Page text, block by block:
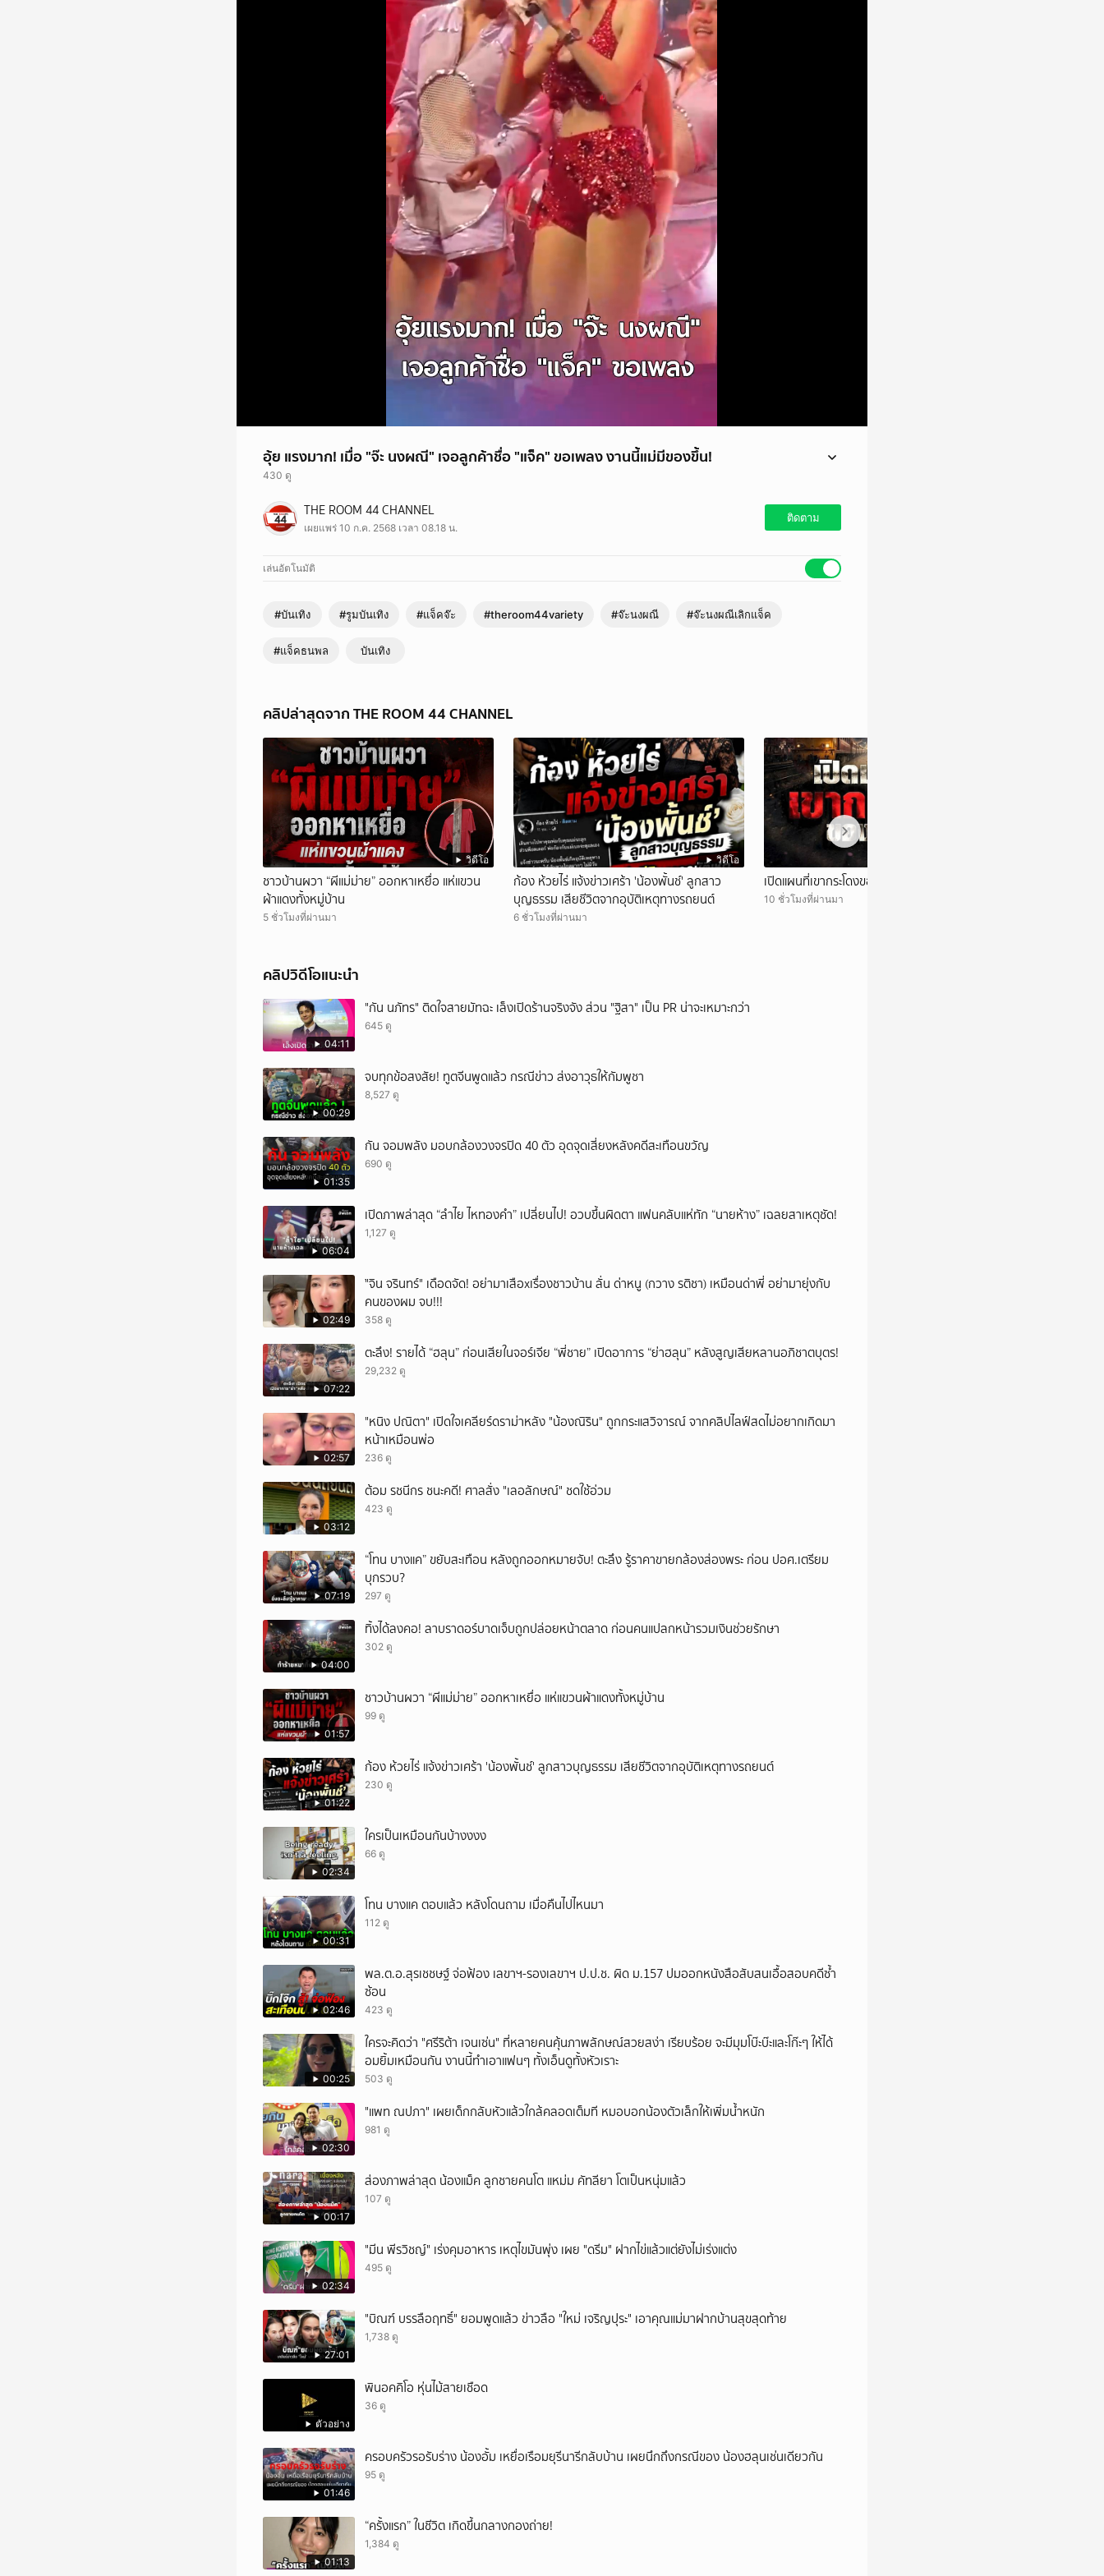
อุ้ย แรงมาก! เมื่อ "จ๊ะ นงผณี" เจอลูกค้าชื่อ "แจ็ค" ขอเพลง งานนี้แม่มีของขึ้น!
430 ดู
อุ้ย แรงมาก! เมื่อ "จ๊ะ นงผณี" เจอลูกค้าชื่อ "แจ็ค" ขอเพลง งานนี้แม่มีของขึ้น!
Cr. chonlee_9399
THE ROOM 44 CHANNEL
เผยแพร่ 10 ก.ค. 2568 เวลา 08.18 น.
ติดตาม
เล่นอัตโนมัติ
#บันเทิง #รูมบันเทิง #แจ็คจ๊ะ #theroom44variety #จ๊ะนงผณี #จ๊ะนงผณีเลิกแจ็ค
#แจ็คธนพล บันเทิง
คลิปล่าสุดจาก THE ROOM 44 CHANNEL
วิดีโอ
ชาวบ้านผวา “ผีแม่ม่าย” ออกหาเหยื่อ แห่แขวน
ผ้าแดงทั้งหมู่บ้าน
5 ชั่วโมงที่ผ่านมา
วิดีโอ
ก้อง ห้วยไร่ แจ้งข่าวเศร้า 'น้องพั้นช์' ลูกสาว
บุญธรรม เสียชีวิตจากอุบัติเหตุทางรถยนต์
6 ชั่วโมงที่ผ่านมา
เปิดแผนที่เขากระโดงของรฟท
10 ชั่วโมงที่ผ่านมา
คลิปวิดีโอแนะนำ
04:11
"กัน นภัทร" ติดใจสายมัทฉะ เล็งเปิดร้านจริงจัง ส่วน "ฐิสา" เป็น PR น่าจะเหมาะกว่า
645 ดู
00:29
จบทุกข้อสงสัย! ทูตจีนพูดแล้ว กรณีข่าว ส่งอาวุธให้กัมพูชา
8,527 ดู
01:35
กัน จอมพลัง มอบกล้องวงจรปิด 40 ตัว อุดจุดเสี่ยงหลังคดีสะเทือนขวัญ
690 ดู
06:04
เปิดภาพล่าสุด “ลำไย ไหทองคำ” เปลี่ยนไป! อวบขึ้นผิดตา แฟนคลับแห่ทัก “นายห้าง” เฉลยสาเหตุชัด!
1,127 ดู
02:49
ั่"จิน จรินทร์" เดือดจัด! อย่ามาเสือxเรื่องชาวบ้าน ลั่น ด่าหนู (กวาง รติชา) เหมือนด่าพี่ อย่ามายุ่งกับ
คนของผม จบ!!!
358 ดู
07:22
ตะลึง! รายได้ “ฮลุน” ก่อนเสียในจอร์เจีย “พี่ชาย” เปิดอาการ “ย่าฮลุน” หลังสูญเสียหลานอภิชาตบุตร!
29,232 ดู
02:57
"หนิง ปณิตา" เปิดใจเคลียร์ดราม่าหลัง "น้องณิริน" ถูกกระแสวิจารณ์ จากคลิปไลฟ์สดไม่อยากเกิดมา
หน้าเหมือนพ่อ
236 ดู
03:12
ต้อม รชนีกร ชนะคดี! ศาลสั่ง "เลอลักษณ์" ชดใช้อ่วม
423 ดู
07:19
“โทน บางแค” ขยับสะเทือน หลังถูกออกหมายจับ! ตะลึง รู้ราคาขายกล้องส่องพระ ก่อน ปอศ.เตรียม
บุกรวบ?
297 ดู
04:00
ทิ้งได้ลงคอ! ลาบราดอร์บาดเจ็บถูกปล่อยหน้าตลาด ก่อนคนแปลกหน้ารวมเงินช่วยรักษา
302 ดู
01:57
ชาวบ้านผวา “ผีแม่ม่าย” ออกหาเหยื่อ แห่แขวนผ้าแดงทั้งหมู่บ้าน
99 ดู
01:22
ก้อง ห้วยไร่ แจ้งข่าวเศร้า 'น้องพั้นช์' ลูกสาวบุญธรรม เสียชีวิตจากอุบัติเหตุทางรถยนต์
230 ดู
02:34
ใครเป็นเหมือนกันบ้างงงง
66 ดู
00:31
โทน บางแค ตอบแล้ว หลังโดนถาม เมื่อคืนไปไหนมา
112 ดู
02:46
พล.ต.อ.สุรเชชษฐ์ จ่อฟ้อง เลขาฯ-รองเลขาฯ ป.ป.ช. ผิด ม.157 ปมออกหนังสือสับสนเอื้อสอบคดีซ้ำ
ซ้อน
423 ดู
00:25
ใครจะคิดว่า "ศรีริต้า เจนเซ่น" ที่หลายคนคุ้นภาพลักษณ์สวยสง่า เรียบร้อย จะมีมุมโบ๊ะบ๊ะและโก๊ะๆ ให้ได้
อมยิ้มเหมือนกัน งานนี้ทำเอาแฟนๆ ทั้งเอ็นดูทั้งหัวเราะ
503 ดู
02:30
"แพท ณปภา" เผยเด็กกลับหัวแล้วใกล้คลอดเต็มที หมอบอกน้องตัวเล็กให้เพิ่มน้ำหนัก
981 ดู
00:17
ส่องภาพล่าสุด น้องแม็ค ลูกชายคนโต แหม่ม คัทลียา โตเป็นหนุ่มแล้ว
107 ดู
02:34
"มีน พีรวิชญ์" เร่งคุมอาหาร เหตุไขมันพุ่ง เผย "ดรีม" ฝากไข่แล้วแต่ยังไม่เร่งแต่ง
495 ดู
27:01
"บิณฑ์ บรรลือฤทธิ์" ยอมพูดแล้ว ข่าวลือ "ใหม่ เจริญปุระ" เอาคุณแม่มาฝากบ้านสุขสุดท้าย
1,738 ดู
ตัวอย่าง
พินอคคิโอ หุ่นไม้สายเชือด
36 ดู
01:46
ครอบครัวรอรับร่าง น้องอั้ม เหยื่อเรือมยุรีนารีกลับบ้าน เผยนึกถึงกรณีของ น้องฮลุนเช่นเดียวกัน
95 ดู
01:13
“ครั้งแรก” ในชีวิต เกิดขึ้นกลางกองถ่าย!
1,384 ดู
ยกเลิก